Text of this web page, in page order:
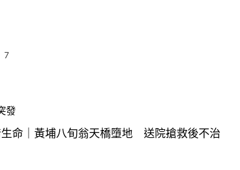
7
發
命｜黃埔八旬翁天橋墮地 送院搶救後不治